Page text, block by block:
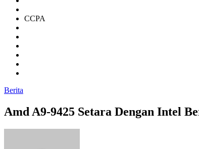
CCPA
Berita
Amd A9-9425 Setara Dengan Intel